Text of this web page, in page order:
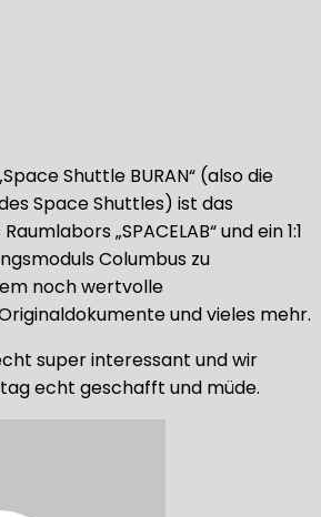
Shuttle BURAN“ (also die
Space Shuttles) ist das
„SPACELAB“ und ein 1:1
Columbus zu
noch wertvolle
und vieles mehr.
super interessant und wir
echt geschafft und müde.